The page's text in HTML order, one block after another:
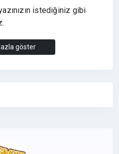
istediğiniz gibi
göster